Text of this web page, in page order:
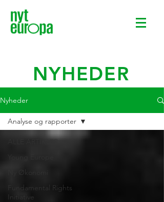
NYHEDER
Nyheder
Ny Økonomi
Fundamental Rights
Initiative
Analyse og rapporter